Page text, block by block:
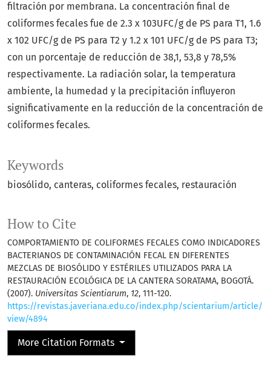
Keywords
biosólido canteras coliformes fecales restauración
How to Cite
COMPORTAMIENTO DE COLIFORMES FECALES COMO INDICADORES
BACTERIANOS DE CONTAMINACIÓN FECAL EN DIFERENTES
MEZCLAS DE BIOSÓLIDO Y ESTÉRILES UTILIZADOS PARA LA
RESTAURACIÓN ECOLÓGICA DE LA CANTERA SORATAMA, BOGOTÁ.
(2007). Universitas Scientiarum, 12, 111-120.
https://revistas.javeriana.edu.co/index.php/scientarium/article/
view/4894
More Citation Formats
filtración por membrana. La concentración final de
coliformes fecales fue de 2.3 x 103UFC/g de PS para T1, 1.6
x 102 UFC/g de PS para T2 y 1.2 x 101 UFC/g de PS para T3;
con un porcentaje de reducción de 38,1, 53,8 y 78,5%
respectivamente. La radiación solar, la temperatura
ambiente, la humedad y la precipitación influyeron
significativamente en la reducción de la concentración de
coliformes fecales.